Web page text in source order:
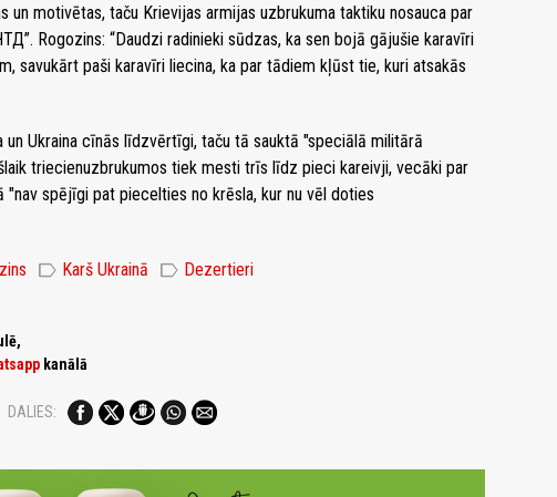
motivētas, taču Krievijas armijas uzbrukuma taktiku nosauca par
Rogozins: “Daudzi radinieki sūdzas, ka sen bojā gājušie karavīri
savukārt paši karavīri liecina, ka par tādiem kļūst tie, kuri atsakās
Ukraina cīnās līdzvērtīgi, taču tā sauktā "speciālā militārā
triecienuzbrukumos tiek mesti trīs līdz pieci kareivji, vecāki par
"nav spējīgi pat piecelties no krēsla, kur nu vēl doties
label Karš Ukrainā label Dezertieri
kanālā
DALIES: